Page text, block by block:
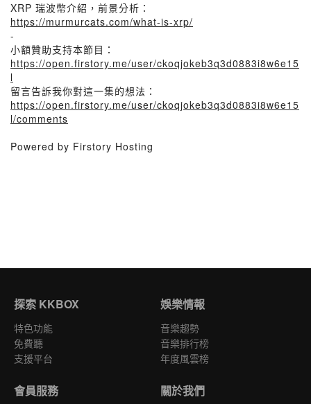
XRP 瑞波幣介紹，前景分析：
https://murmurcats.com/what-is-xrp/
-
小額贊助支持本節目：
https://open.firstory.me/user/ckoqjokeb3q3d0883i8w6e15
l
留言告訴我你對這一集的想法：
https://open.firstory.me/user/ckoqjokeb3q3d0883i8w6e15
l/comments
Powered by Firstory Hosting
探索 KKBOX
特色功能
免費聽
支援平台
娛樂情報
音樂趨勢
音樂排行榜
年度風雲榜
會員服務 關於我們